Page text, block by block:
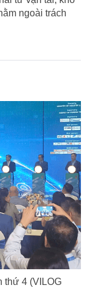
ngoài trách
thứ 4 (VILOG